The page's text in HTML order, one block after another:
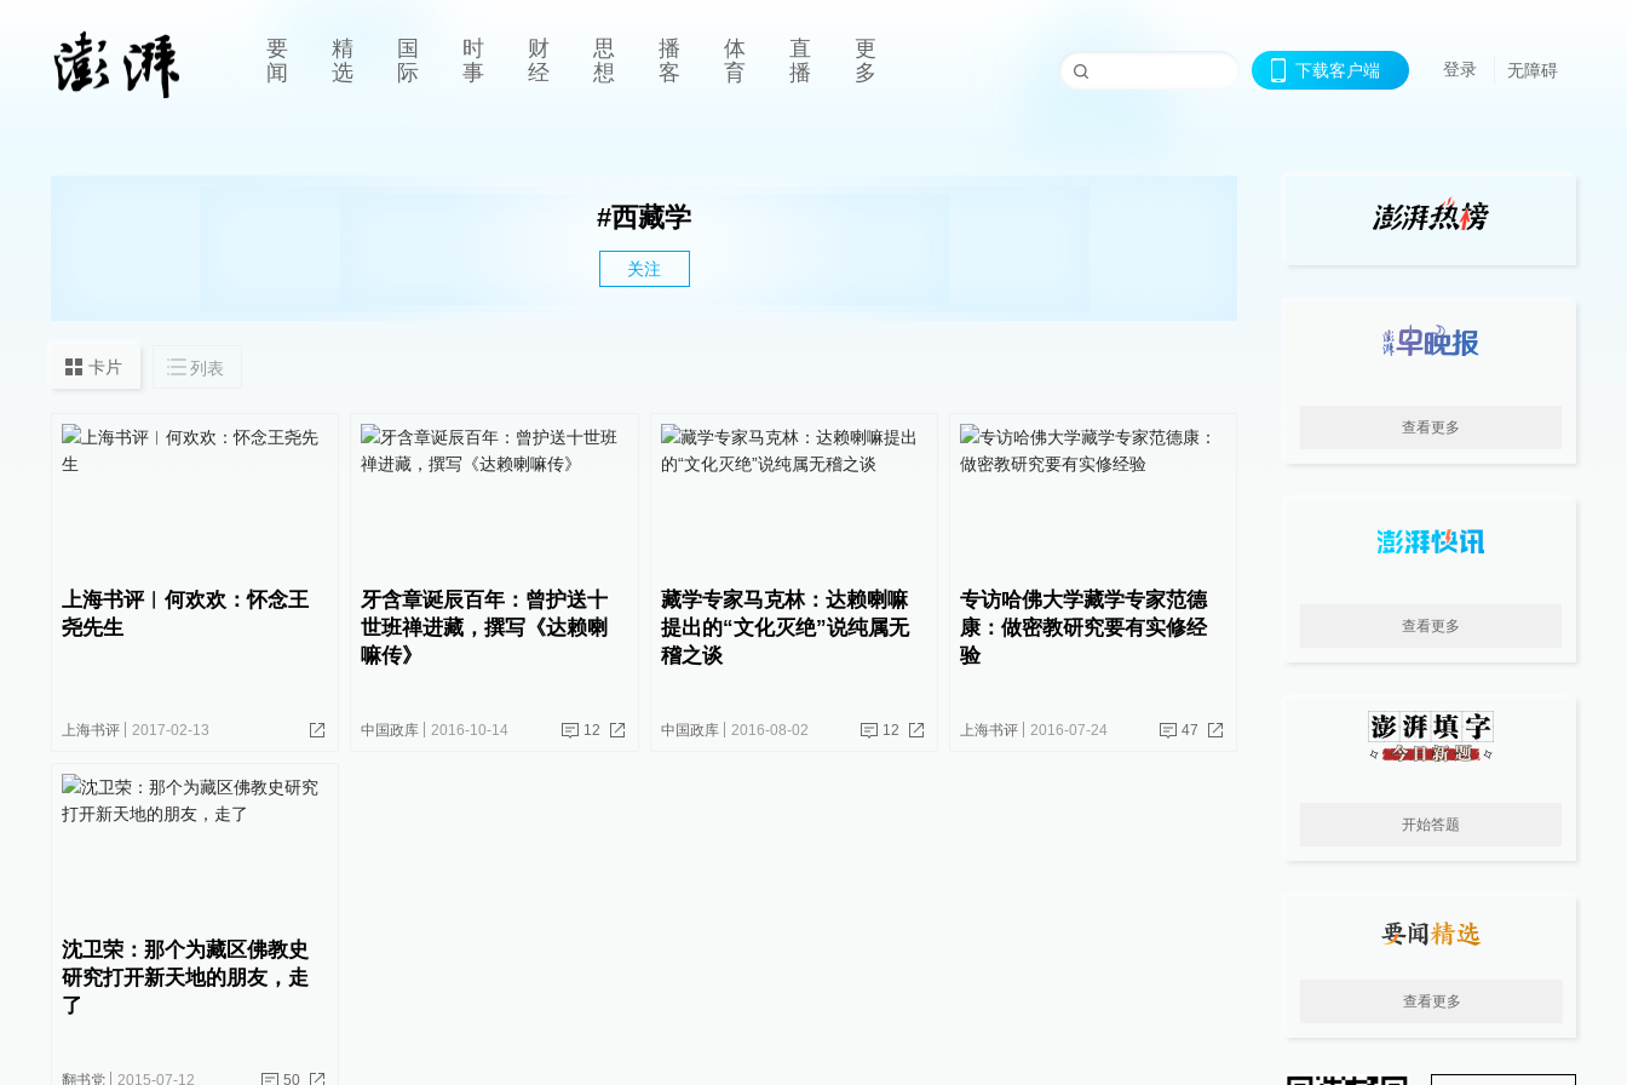
要
闻
精
选
国
际
时
事
财
经
思
想
播
客
体
育
直
播
更
多
下载客户端 登录 无障碍
#西藏学
关注
卡片 列表
上海书评︱何欢欢：怀念王
尧先生
上海书评 2017-02-13
牙含章诞辰百年：曾护送十
世班禅进藏，撰写《达赖喇
嘛传》
中国政库 2016-10-14 12
藏学专家马克林：达赖喇嘛
提出的“文化灭绝”说纯属无
稽之谈
中国政库 2016-08-02 12
专访哈佛大学藏学专家范德
康：做密教研究要有实修经
验
上海书评 2016-07-24 47
沈卫荣：那个为藏区佛教史
研究打开新天地的朋友，走
了
翻书党 2015-07-12 50
查看更多
查看更多
开始答题
查看更多